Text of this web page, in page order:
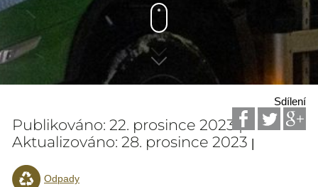
Sdílení
Publikováno: 22. prosince 2023 |
Aktualizováno: 28. prosince 2023 |
Odpady